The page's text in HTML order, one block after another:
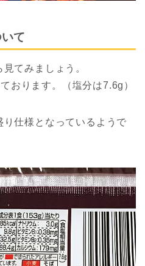
て
てみましょう。
おります。（塩分は7.6g）
仕様となっているようで